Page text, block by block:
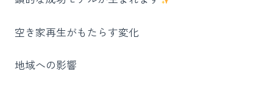
空き家再生がもたらす変化
地域への影響